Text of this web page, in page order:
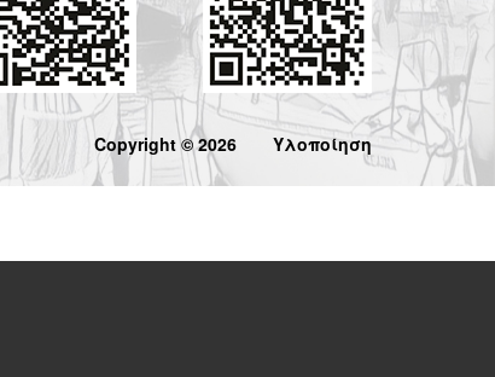
Copyright © 2026 Υλοποίηση